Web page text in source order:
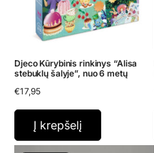
Djeco Kūrybinis rinkinys “Alisa
stebuklų šalyje”, nuo 6 metų
€17,95
Į krepšelį